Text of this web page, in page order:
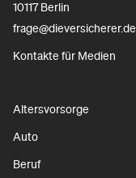
10117 Berlin
frage@dieversicherer.de
Kontakte für Medien
Altersvorsorge
Auto
Beruf